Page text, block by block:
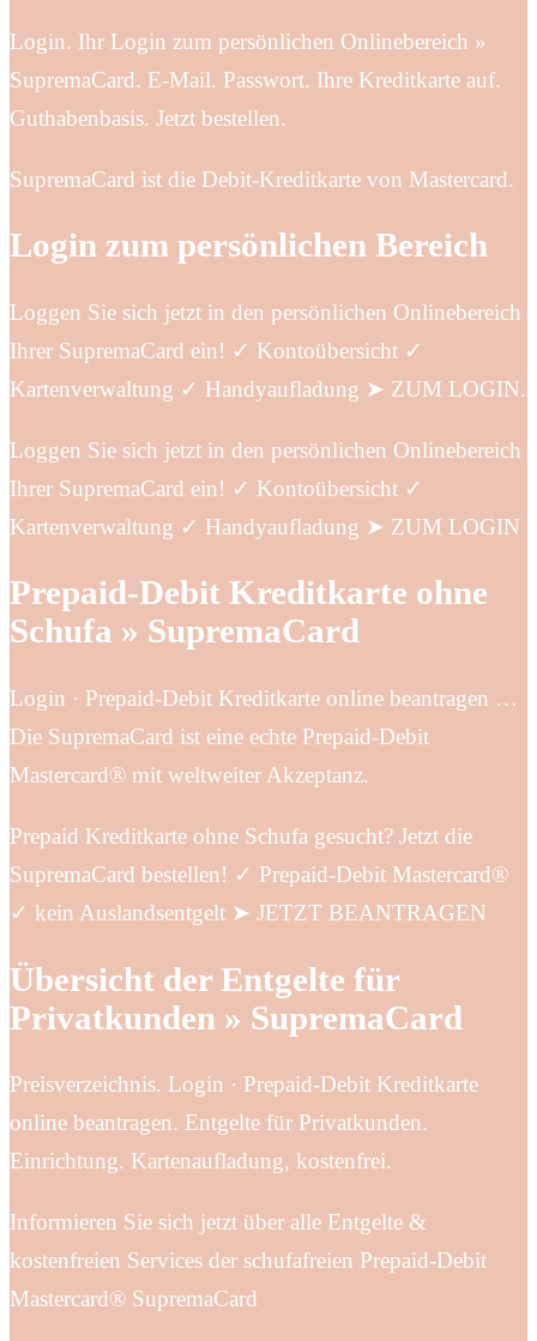
Login. Ihr Login zum persönlichen Onlinebereich »
SupremaCard. E-Mail. Passwort. Ihre Kreditkarte auf.
Guthabenbasis. Jetzt bestellen.
SupremaCard ist die Debit-Kreditkarte von Mastercard.
Login zum persönlichen Bereich
Loggen Sie sich jetzt in den persönlichen Onlinebereich
Ihrer SupremaCard ein! ✓ Kontoübersicht ✓
Kartenverwaltung ✓ Handyaufladung ➤ ZUM LOGIN.
Loggen Sie sich jetzt in den persönlichen Onlinebereich
Ihrer SupremaCard ein! ✓ Kontoübersicht ✓
Kartenverwaltung ✓ Handyaufladung ➤ ZUM LOGIN
Prepaid-Debit Kreditkarte ohne
Schufa » SupremaCard
Login · Prepaid-Debit Kreditkarte online beantragen …
Die SupremaCard ist eine echte Prepaid-Debit
Mastercard® mit weltweiter Akzeptanz.
Prepaid Kreditkarte ohne Schufa gesucht? Jetzt die
SupremaCard bestellen! ✓ Prepaid-Debit Mastercard®
✓ kein Auslandsentgelt ➤ JETZT BEANTRAGEN
Übersicht der Entgelte für
Privatkunden » SupremaCard
Preisverzeichnis. Login · Prepaid-Debit Kreditkarte
online beantragen. Entgelte für Privatkunden.
Einrichtung. Kartenaufladung, kostenfrei.
Informieren Sie sich jetzt über alle Entgelte &
kostenfreien Services der schufafreien Prepaid-Debit
Mastercard® SupremaCard